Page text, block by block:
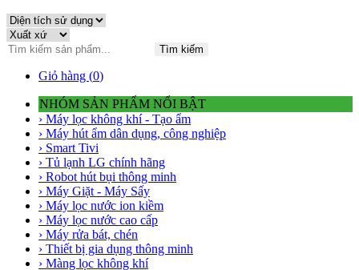
Tìm kiếm
Giỏ hàng (0)
NHÓM SẢN PHẨM NỔI BẬT
› Máy lọc không khí - Tạo ẩm
› Máy hút ẩm dân dụng, công nghiệp
› Smart Tivi
› Tủ lạnh LG chính hãng
› Robot hút bụi thông minh
› Máy Giặt - Máy Sấy
› Máy lọc nước ion kiềm
› Máy lọc nước cao cấp
› Máy rửa bát, chén
› Thiết bị gia dụng thông minh
› Màng lọc không khí